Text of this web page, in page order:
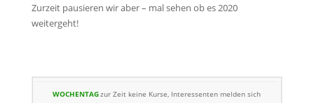
Zurzeit pausieren wir aber – mal sehen ob es 2020
weitergeht!
STAND
zur Zeit keine Kurse, Interessenten melden sich